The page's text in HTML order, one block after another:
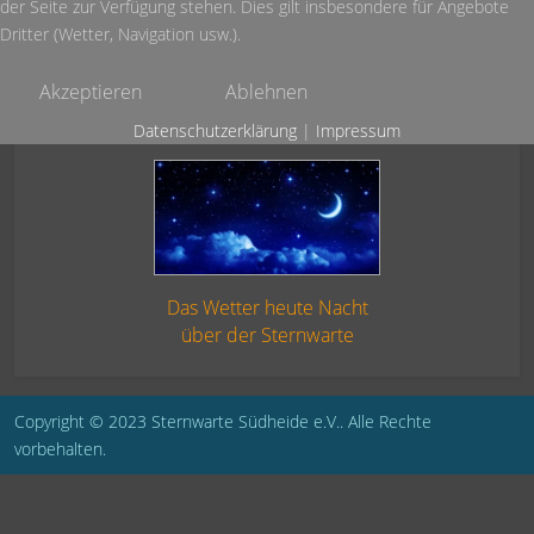
Das Wetter heute Nacht
über der Sternwarte
Copyright © 2023 Sternwarte Südheide e.V.. Alle Rechte
vorbehalten.
der Seite zur Verfügung stehen. Dies gilt insbesondere für Angebote
Dritter (Wetter, Navigation usw.).
Akzeptieren Ablehnen
Datenschutzerklärung | Impressum